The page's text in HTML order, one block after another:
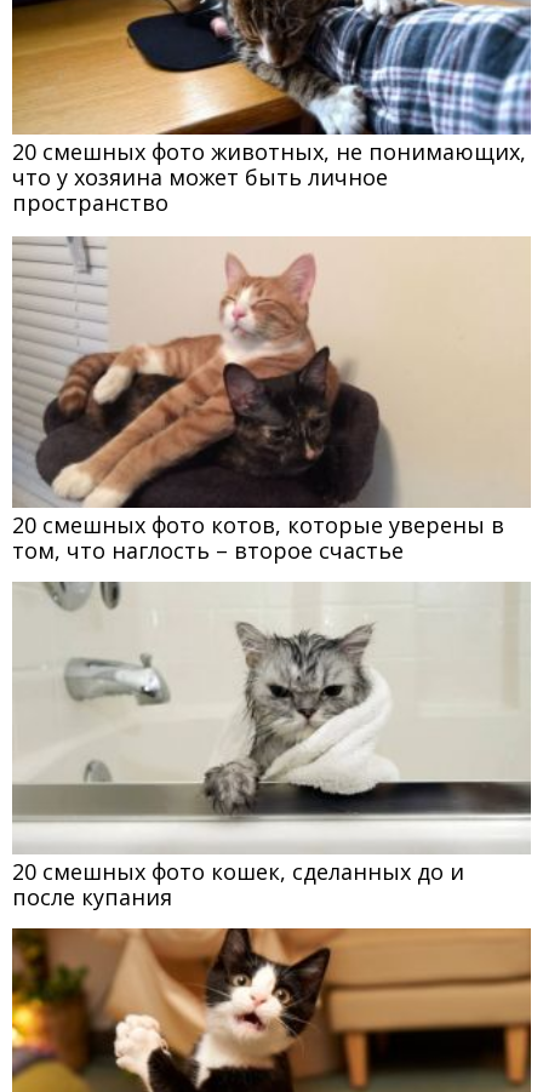
20 смешных фото животных, не понимающих,
что у хозяина может быть личное
пространство
20 смешных фото котов, которые уверены в
том, что наглость – второе счастье
20 смешных фото кошек, сделанных до и
после купания